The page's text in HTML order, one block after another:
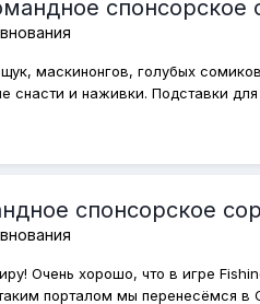
спонсорское
маскинонгов, голубых
снасти и наживки. Подставки
спонсорское
Очень хорошо, что в игре
порталом мы перенесёмся